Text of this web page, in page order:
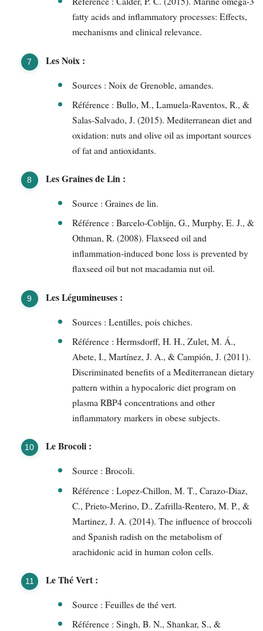
fatty acids and inflammatory processes: Effects,
mechanisms and clinical relevance.
Les Noix :
Sources : Noix de Grenoble, amandes.
Référence : Bullo, M., Lamuela-Raventos, R., &
Salas-Salvado, J. (2015). Mediterranean diet and
oxidation: nuts and olive oil as important sources
of fat and antioxidants.
Les Graines de Lin :
Source : Graines de lin.
Référence : Barcelo-Coblijn, G., Murphy, E. J., &
Othman, R. (2008). Flaxseed oil and
inflammation-induced bone loss is prevented by
flaxseed oil but not macadamia nut oil.
Les Légumineuses :
Sources : Lentilles, pois chiches.
Référence : Hermsdorff, H. H., Zulet, M. Á.,
Abete, I., Martínez, J. A., & Campión, J. (2011).
Discriminated benefits of a Mediterranean dietary
pattern within a hypocaloric diet program on
plasma RBP4 concentrations and other
inflammatory markers in obese subjects.
Le Brocoli :
Source : Brocoli.
Référence : Lopez-Chillon, M. T., Carazo-Diaz,
C., Prieto-Merino, D., Zafrilla-Rentero, M. P., &
Martinez, J. A. (2014). The influence of broccoli
and Spanish radish on the metabolism of
arachidonic acid in human colon cells.
Le Thé Vert :
Source : Feuilles de thé vert.
Référence : Singh, B. N., Shankar, S., &